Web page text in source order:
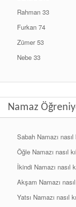
Rahman 33
Furkan 74
Zümer 53
Nebe 33
Namaz
Sabah Namazı nasıl
Öğle Namazı nasıl
İkindi Namazı nasıl
Akşam Namazı nasıl
Yatsı Namazı nasıl